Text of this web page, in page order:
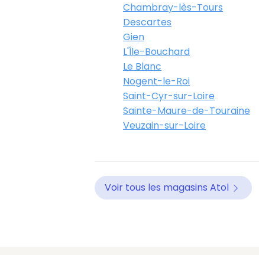
Chambray-lès-Tours
Descartes
Gien
L'Île-Bouchard
Le Blanc
Nogent-le-Roi
Saint-Cyr-sur-Loire
Sainte-Maure-de-Touraine
Veuzain-sur-Loire
Voir tous les magasins Atol